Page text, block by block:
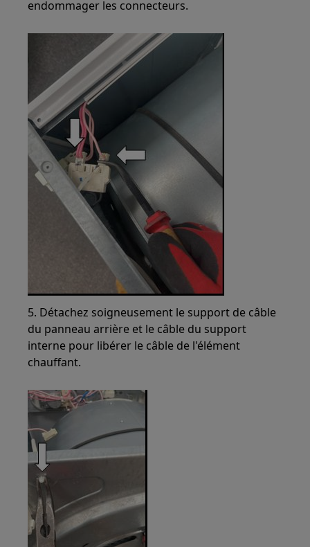
endommager les connecteurs.
5. Détachez soigneusement le support de câble
du panneau arrière et le câble du support
interne pour libérer le câble de l'élément
chauffant.